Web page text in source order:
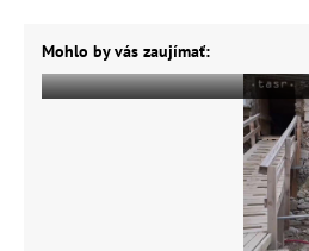
Mohlo by vás zaujímať: